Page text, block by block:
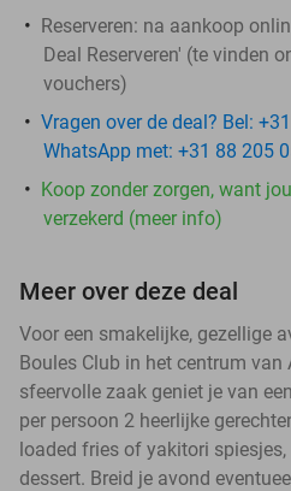
Reserveren: na aankoop
Deal Reserveren' (te vinden
vouchers)
Vragen over de deal? Bel:
WhatsApp met: +31 88 205
Koop zonder zorgen, want
verzekerd (meer info)
Meer over deze deal
Voor een smakelijke, gezellige
Boules Club in het centrum van
sfeervolle zaak geniet je van
per persoon 2 heerlijke
loaded fries of yakitori
dessert. Breid je avond